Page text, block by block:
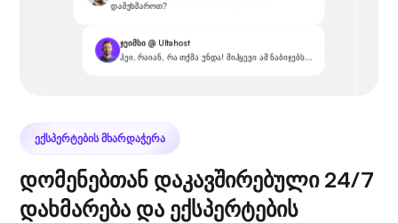
დამეხმაროთ?
ჯეიმსი @ Ultahost
ჰეი, რაიან, რა თქმა უნდა! მიჰყევი ამ ნაბიჯებს...
ᲔᲥᲡᲞᲔᲠᲢᲔᲑᲘᲡ ᲛᲮᲐᲠᲓᲐᲭᲔᲠᲐ
დომენებთან დაკავშირებული 24/7
დახმარება და ექსპერტების